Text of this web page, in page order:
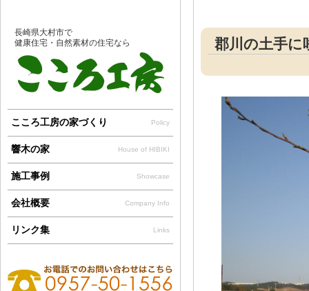
郡川の土手に
長崎県大村市で
健康住宅・自然素材の住宅なら
こころ工房の家づくり Policy
響木の家 House of HIBIKI
施工事例 Showcase
会社概要 Company Info
リンク集 Links